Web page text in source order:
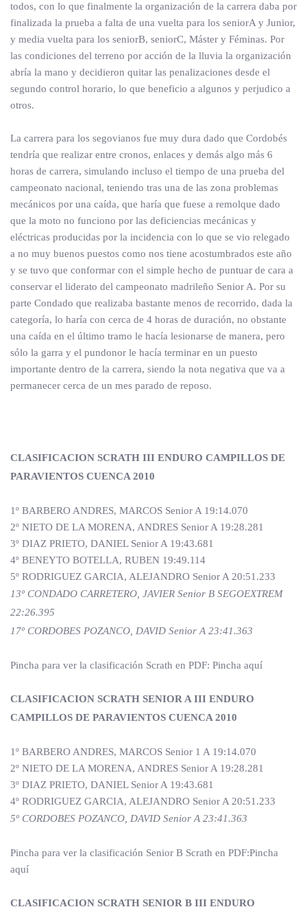
todos, con lo que finalmente la organización de la carrera daba por
finalizada la prueba a falta de una vuelta para los seniorA y Junior,
y media vuelta para los seniorB, seniorC, Máster y Féminas. Por
las condiciones del terreno por acción de la lluvia la organización
abría la mano y decidieron quitar las penalizaciones desde el
segundo control horario, lo que beneficio a algunos y perjudico a
otros.
La carrera para los segovianos fue muy dura dado que Cordobés
tendría que realizar entre cronos, enlaces y demás algo más 6
horas de carrera, simulando incluso el tiempo de una prueba del
campeonato nacional, teniendo tras una de las zona problemas
mecánicos por una caída, que haría que fuese a remolque dado
que la moto no funciono por las deficiencias mecánicas y
eléctricas producidas por la incidencia con lo que se vio relegado
a no muy buenos puestos como nos tiene acostumbrados este año
y se tuvo que conformar con el simple hecho de puntuar de cara a
conservar el liderato del campeonato madrileño Senior A. Por su
parte Condado que realizaba bastante menos de recorrido, dada la
categoría, lo haría con cerca de 4 horas de duración, no obstante
una caída en el último tramo le hacía lesionarse de manera, pero
sólo la garra y el pundonor le hacía terminar en un puesto
importante dentro de la carrera, siendo la nota negativa que va a
permanecer cerca de un mes parado de reposo.
CLASIFICACION SCRATH III ENDURO CAMPILLOS DE
PARAVIENTOS CUENCA 2010
1º BARBERO ANDRES, MARCOS Senior A 19:14.070
2º NIETO DE LA MORENA, ANDRES Senior A 19:28.281
3º DIAZ PRIETO, DANIEL Senior A 19:43.681
4º BENEYTO BOTELLA, RUBEN 19:49.114
5º RODRIGUEZ GARCIA, ALEJANDRO Senior A 20:51.233
13º CONDADO CARRETERO, JAVIER Senior B SEGOEXTREM
22:26.395
17º CORDOBES POZANCO, DAVID Senior A 23:41.363
Pincha para ver la clasificación Scrath en PDF: Pincha aquí
CLASIFICACION SCRATH SENIOR A III ENDURO
CAMPILLOS DE PARAVIENTOS CUENCA 2010
1º BARBERO ANDRES, MARCOS Senior 1 A 19:14.070
2º NIETO DE LA MORENA, ANDRES Senior A 19:28.281
3º DIAZ PRIETO, DANIEL Senior A 19:43.681
4º RODRIGUEZ GARCIA, ALEJANDRO Senior A 20:51.233
5º CORDOBES POZANCO, DAVID Senior A 23:41.363
Pincha para ver la clasificación Senior B Scrath en PDF:Pincha
aquí
CLASIFICACION SCRATH SENIOR B III ENDURO